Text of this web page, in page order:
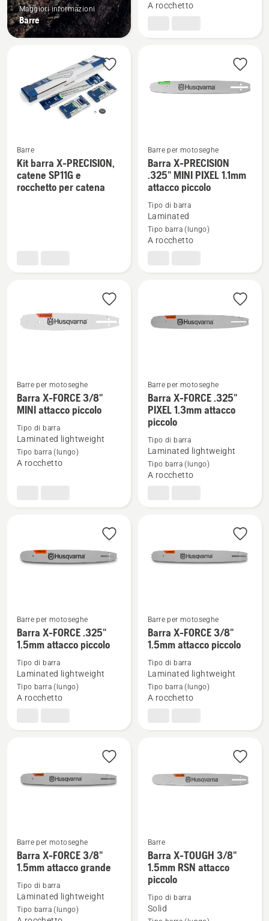
Maggiori informazioni
Barre
piccolo
A rocchetto
Vedi
maggiori
dettagli
rocchetto
Barre
Kit barra X-PRECISION,
catene SP11G e
rocchetto per catena
Vedi
maggiori
dettagli
Barra
attacco
Barre per motoseghe
Barra X-PRECISION
.325" MINI PIXEL 1.1mm
attacco piccolo
Tipo di barra
Laminated
Tipo barra (lungo)
A rocchetto
Vedi
maggiori
dettagli
su
Barra
Barre per motoseghe
Barra X-FORCE 3/8"
MINI attacco piccolo
Tipo di barra
Laminated lightweight
Tipo barra (lungo)
A rocchetto
Vedi
maggiori
dettagli
piccolo
Barre per motoseghe
Barra X-FORCE .325"
PIXEL 1.3mm attacco
piccolo
Tipo di barra
Laminated lightweight
Tipo barra (lungo)
A rocchetto
Vedi
maggiori
dettagli
su
Barra
piccolo
Barre per motoseghe
Barra X-FORCE .325"
1.5mm attacco piccolo
Tipo di barra
Laminated lightweight
Tipo barra (lungo)
A rocchetto
Vedi
maggiori
dettagli
su
Barra
piccolo
Barre per motoseghe
Barra X-FORCE 3/8"
1.5mm attacco piccolo
Tipo di barra
Laminated lightweight
Tipo barra (lungo)
A rocchetto
Vedi
maggiori
dettagli
su
Barra
Barre per motoseghe
Barra X-FORCE 3/8"
1.5mm attacco grande
Tipo di barra
Laminated lightweight
Tipo barra (lungo)
Vedi
maggiori
dettagli
Barre
Barra X-TOUGH 3/8"
1.5mm RSN attacco
piccolo
Tipo di barra
Solid